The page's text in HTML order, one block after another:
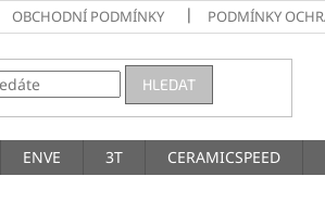
OBCHODNÍ PODMÍNKY PODMÍNKY
HLEDAT
ENVE 3T CERAMICSPEED